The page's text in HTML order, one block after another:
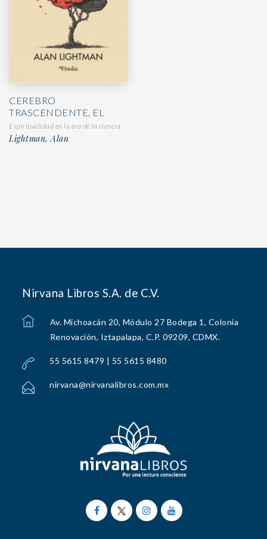
CEREBRO
TRASCENDENTE, EL
Espiritualidad en la era de la ciencia
Lightman, Alan
Nirvana Libros S.A. de C.V.
Av. Michoacán 20, Módulo 27 Bodega 1, Colonia
Renovación, Iztapalapa, C.P. 09209, CDMX.
55 5615 8479 | 55 5615 8480
nirvana@nirvanalibros.com.mx